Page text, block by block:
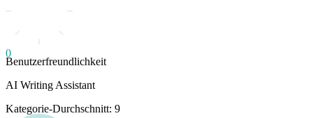
0
Benutzerfreundlichkeit
AI Writing Assistant
Kategorie-Durchschnitt: 9